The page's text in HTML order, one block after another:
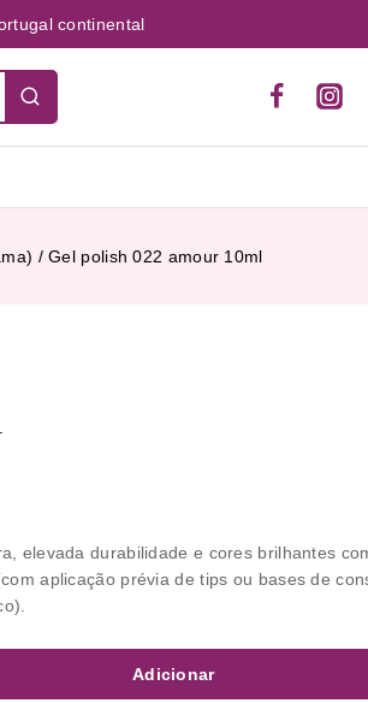
continental
/ Gel polish 022 amour 10ml
elevada durabilidade e cores brilhantes
aplicação prévia de tips ou bases de
Adicionar